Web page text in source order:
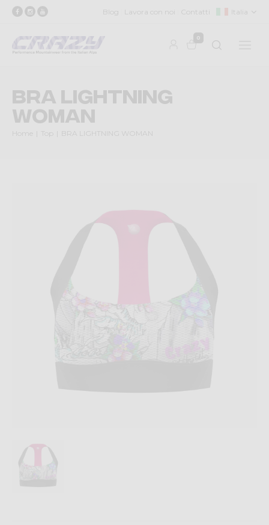
Blog Lavora con noi Contatti Italia
0
BRA LIGHTNING
WOMAN
Home Top BRA LIGHTNING WOMAN